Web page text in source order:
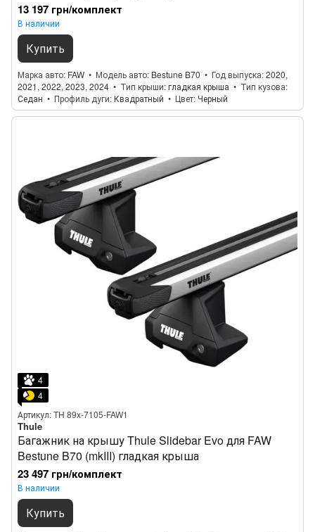
13 197 грн/комплект
В наличии
Купить
Марка авто FAW Модель авто Bestune B70 Год выпуска 2020,
2021, 2022, 2023, 2024
Тип крыши гладкая крыша
Тип кузова
Седан
Профиль дуги Квадратный Цвет Черный
4
4
Артикул: TH 89x-7105-FAW1
Thule
Багажник на крышу Thule Slidebar Evo для FAW
Bestune B70 (mkIII) гладкая крыша
23 497 грн/комплект
В наличии
Купить